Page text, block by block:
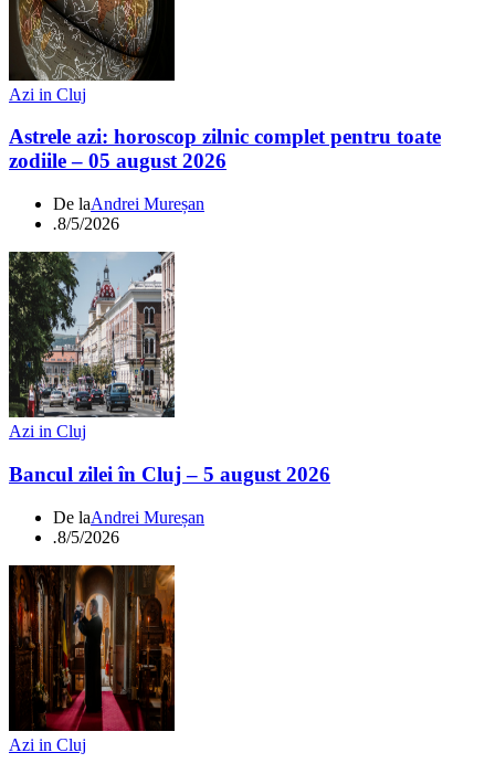
Azi in Cluj
Astrele azi: horoscop zilnic complet pentru toate
zodiile – 05 august 2026
De laAndrei Mureșan
.8/5/2026
Azi in Cluj
Bancul zilei în Cluj – 5 august 2026
De laAndrei Mureșan
.8/5/2026
Azi in Cluj